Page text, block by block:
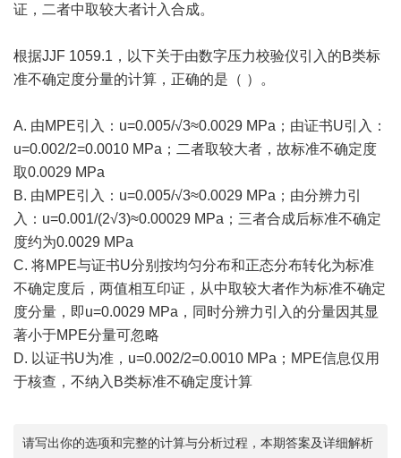
证，二者中取较大者计入合成。
根据JJF 1059.1，以下关于由数字压力校验仪引入的B类标
准不确定度分量的计算，正确的是（ ）。
A. 由MPE引入：u=0.005/√3≈0.0029 MPa；由证书U引入：
u=0.002/2=0.0010 MPa；二者取较大者，故标准不确定度
取0.0029 MPa
B. 由MPE引入：u=0.005/√3≈0.0029 MPa；由分辨力引
入：u=0.001/(2√3)≈0.00029 MPa；三者合成后标准不确定
度约为0.0029 MPa
C. 将MPE与证书U分别按均匀分布和正态分布转化为标准
不确定度后，两值相互印证，从中取较大者作为标准不确定
度分量，即u=0.0029 MPa，同时分辨力引入的分量因其显
著小于MPE分量可忽略
D. 以证书U为准，u=0.002/2=0.0010 MPa；MPE信息仅用
于核查，不纳入B类标准不确定度计算
请写出你的选项和完整的计算与分析过程，本期答案及详细解析